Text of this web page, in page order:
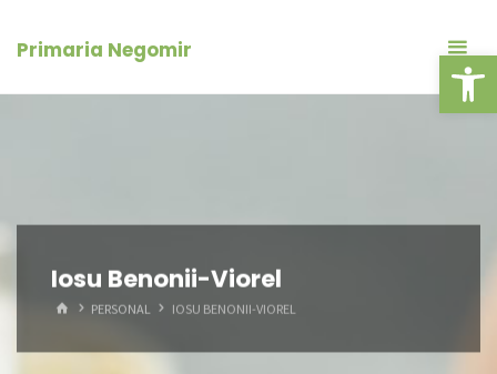
Deschide
Primaria Negomir
Iosu Benonii-Viorel
HOMEPERSONAL IOSU BENONII-VIOREL